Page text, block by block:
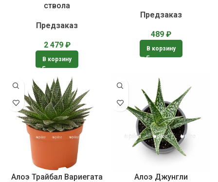
ствола
Предзаказ
2 479 ₽
В корзину
Предзаказ
489 ₽
В корзину
Алоэ Трайбал Вариегата
Алоэ Джунгли